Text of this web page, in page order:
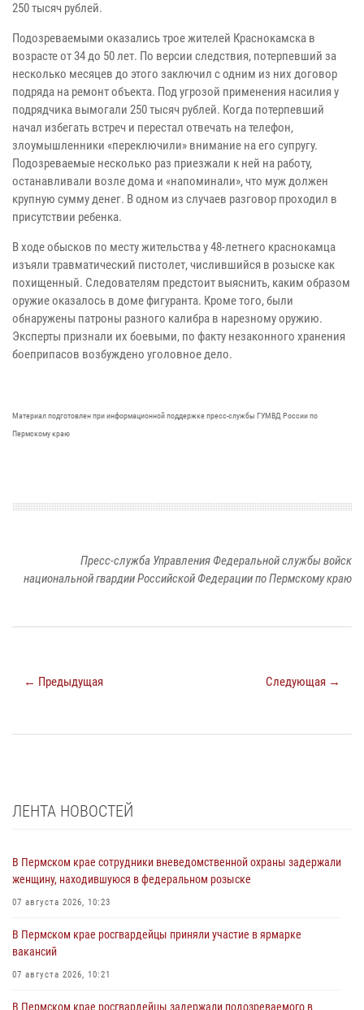
250 тысяч рублей.
Подозреваемыми оказались трое жителей Краснокамска в
возрасте от 34 до 50 лет. По версии следствия, потерпевший за
несколько месяцев до этого заключил с одним из них договор
подряда на ремонт объекта. Под угрозой применения насилия у
подрядчика вымогали 250 тысяч рублей. Когда потерпевший
начал избегать встреч и перестал отвечать на телефон,
злоумышленники «переключили» внимание на его супругу.
Подозреваемые несколько раз приезжали к ней на работу,
останавливали возле дома и «напоминали», что муж должен
крупную сумму денег. В одном из случаев разговор проходил в
присутствии ребенка.
В ходе обысков по месту жительства у 48-летнего краснокамца
изъяли травматический пистолет, числившийся в розыске как
похищенный. Следователям предстоит выяснить, каким образом
оружие оказалось в доме фигуранта. Кроме того, были
обнаружены патроны разного калибра в нарезному оружию.
Эксперты признали их боевыми, по факту незаконного хранения
боеприпасов возбуждено уголовное дело.
Материал подготовлен при информационной поддержке пресс-службы ГУМВД России по
Пермскому краю
Пресс-служба Управления Федеральной службы войск
национальной гвардии Российской Федерации по Пермскому краю
← Предыдущая Следующая →
ЛЕНТА НОВОСТЕЙ
В Пермском крае сотрудники вневедомственной охраны задержали
женщину, находившуюся в федеральном розыске
07 августа 2026, 10:23
В Пермском крае росгвардейцы приняли участие в ярмарке
вакансий
07 августа 2026, 10:21
В Пермском крае росгвардейцы задержали подозреваемого в